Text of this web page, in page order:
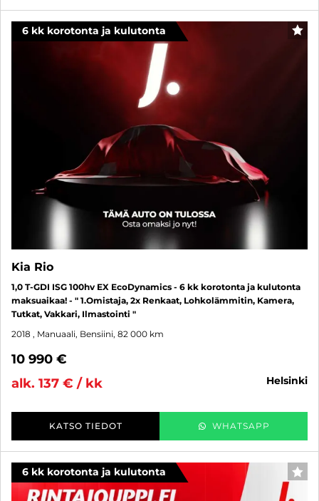
6 kk korotonta ja kulutonta
Kia Rio
1,0 T-GDI ISG 100hv EX EcoDynamics - 6 kk korotonta ja kulutonta
maksuaikaa! - " 1.Omistaja, 2x Renkaat, Lohkolämmitin, Kamera,
Tutkat, Vakkari, Ilmastointi "
2018 , Manuaali, Bensiini, 82 000 km
10 990 €
alk. 137 € / kk
helsinki
KATSO TIEDOT WHATSAPP
6 kk korotonta ja kulutonta